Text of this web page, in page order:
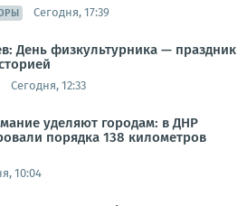
Сегодня, 17:39
День физкультурника — праздник
Сегодня, 12:33
уделяют городам: в ДНР
порядка 138 километров
10:04